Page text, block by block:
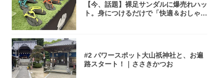
【今、話題】裸足サンダルに爆売れハッ
ト。身につけるだけで「快適＆おしゃ
#2 パワースポット大山祇神社と、お遍
路スタート！｜ささきかつお